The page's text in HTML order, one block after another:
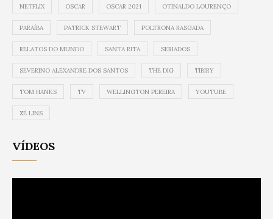
NETFLIX OSCAR OSCAR 2021 OTINALDO LOURENÇO
PARAÍBA PATRICK STEWART POLTRONA RASGADA
RELATOS DO MUNDO SANTA RITA SERIADOS
SEVERINO ALEXANDRE DOS SANTOS THE DIG TIBIRY
TOM HANKS TV WELLINGTON PEREIRA YOUTUBE
ZÉ LINS
VÍDEOS